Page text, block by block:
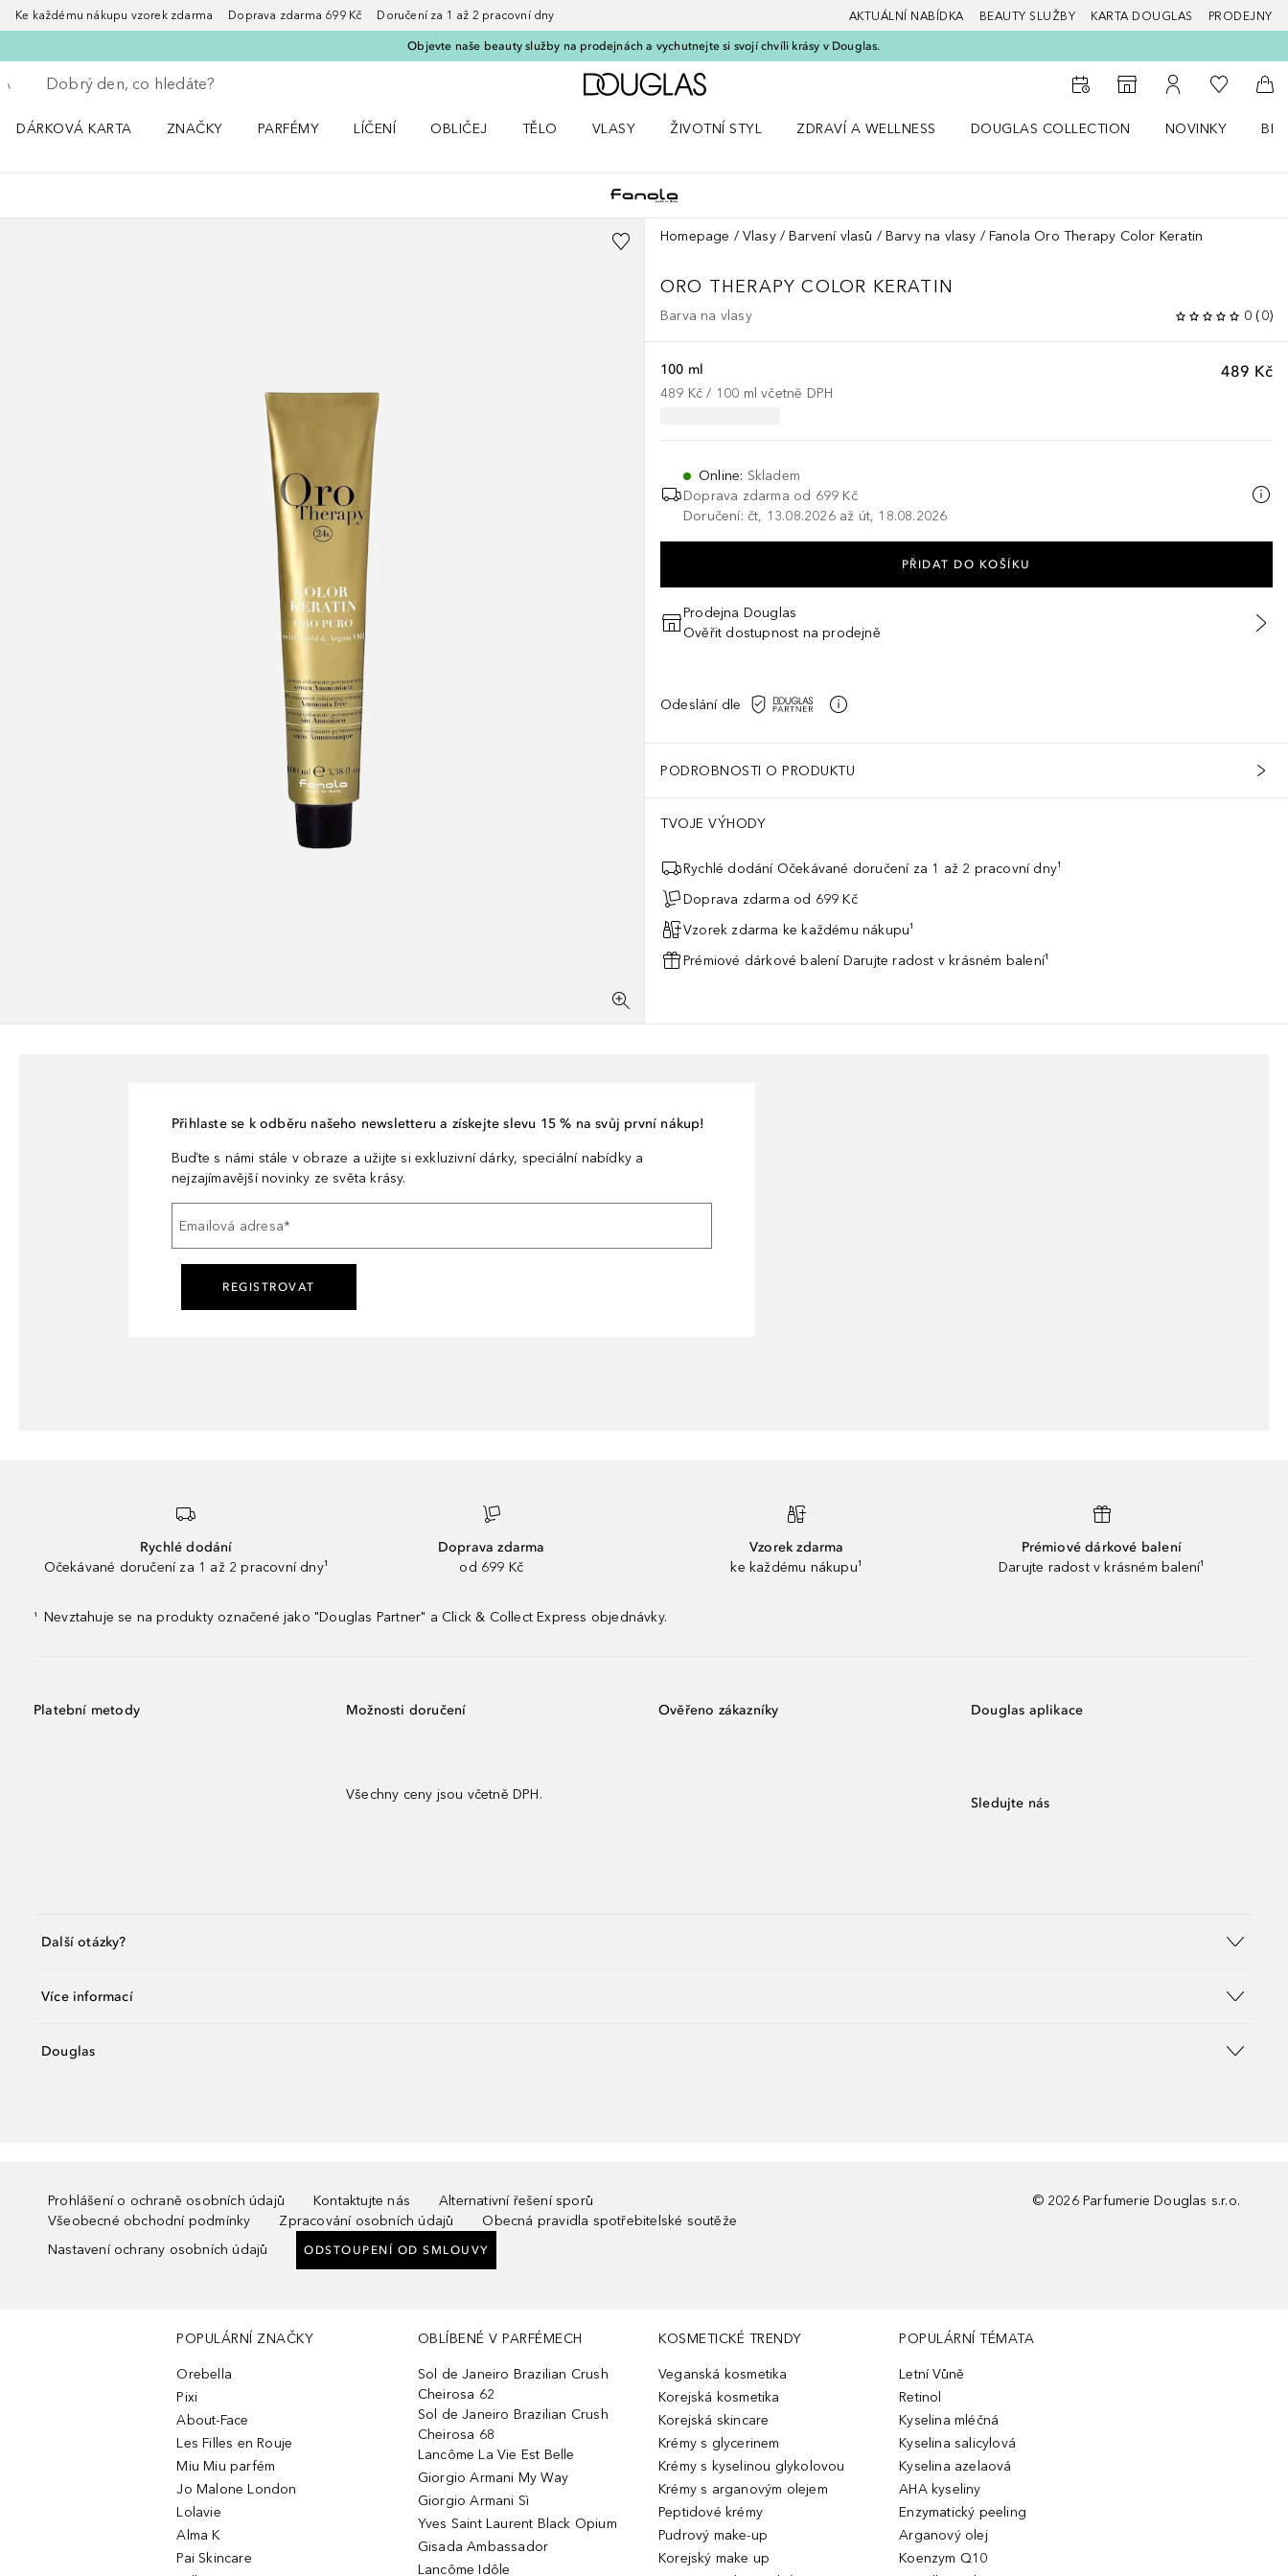
Ke každému nákupu vzorek zdarma Doprava zdarma 699 Kč Doručení za 1 až 2 pracovní dny AKTUÁLNÍ NABÍDKA BEAUTY SLUŽBY KARTA DOUGLAS PRODEJNY
Objevte naše beauty služby na prodejnách a vychutnejte si svojí chvíli krásy v Douglas.
Vraťte se
Proveďte vyhledávání
Domů
K vyhledávači prodejen
K mému účtu
K mému
Do
DÁRKOVÁ KARTA
ZNAČKY
PARFÉMY
LÍČENÍ
OBLIČEJ
TĚLO
VLASY
ŽIVOTNÍ STYL
ZDRAVÍ A WELLNESS
DOUGLAS COLLECTION
NOVINKY
Homepage Vlasy Barvení vlasů Barvy na vlasy Fanola Oro Therapy Color Keratin
ORO THERAPY COLOR KERATIN
Barva na vlasy 0 (0)
489 Kč
100 ml
489 Kč / 100 ml včetně DPH
Online: Skladem
Doprava zdarma od 699 Kč
Doručení: čt, 13.08.2026 až út, 18.08.2026
PŘIDAT DO KOŠÍKU
Prodejna Douglas
Ověřit dostupnost na prodejně
Odeslání dle
PODROBNOSTI O PRODUKTU
TVOJE VÝHODY
Rychlé dodání Očekávané doručení za 1 až 2 pracovní dny¹
Doprava zdarma od 699 Kč
Vzorek zdarma ke každému nákupu¹
Prémiové dárkové balení Darujte radost v krásném balení¹
Přihlaste se k odběru našeho newsletteru a získejte slevu 15 % na svůj první nákup!
Buďte s námi stále v obraze a užijte si exkluzivní dárky, speciální nabídky a
nejzajímavější novinky ze světa krásy.
Emailová adresa*
REGISTROVAT
Rychlé dodání
Očekávané doručení za 1 až 2 pracovní dny¹
Doprava zdarma
od 699 Kč
Vzorek zdarma
ke každému nákupu¹
Prémiové dárkové balení
Darujte radost v krásném balení¹
¹ Nevztahuje se na produkty označené jako "Douglas Partner" a Click & Collect Express objednávky.
Platební metody Možnosti doručení
Všechny ceny jsou včetně DPH.
Ověřeno zákazníky Douglas aplikace
Sledujte nás
Další otázky?
Více informací
Douglas
Prohlášení o ochraně osobních údajů Kontaktujte nás
Alternativní řešení sporů
Všeobecné obchodní podmínky
Zpracování osobních údajů
Obecná pravidla spotřebitelské soutěže
Nastavení ochrany osobních údajů
ODSTOUPENÍ OD SMLOUVY
© 2026 Parfumerie Douglas s.r.o.
POPULÁRNÍ ZNAČKY
Orebella
Pixi
About-Face
Les Filles en Rouje
Miu Miu parfém
Jo Malone London
Lolavie
Alma K
Pai Skincare
OBLÍBENÉ V PARFÉMECH
Sol de Janeiro Brazilian Crush
Cheirosa 62
Sol de Janeiro Brazilian Crush
Cheirosa 68
Lancôme La Vie Est Belle
Giorgio Armani My Way
Giorgio Armani Sì
Yves Saint Laurent Black Opium
Gisada Ambassador
Lancôme Idôle
KOSMETICKÉ TRENDY
Veganská kosmetika
Korejská kosmetika
Korejská skincare
Krémy s glycerinem
Krémy s kyselinou glykolovou
Krémy s arganovým olejem
Peptidové krémy
Pudrový make-up
Korejský make up
POPULÁRNÍ TÉMATA
Letní Vůně
Retinol
Kyselina mléčná
Kyselina salicylová
Kyselina azelaová
AHA kyseliny
Enzymatický peeling
Arganový olej
Koenzym Q10